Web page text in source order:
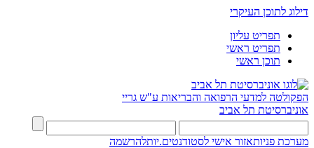
דילוג לתוכן העיקרי
תפריט עליון
תפריט ראשי
תוכן ראשי
הפקולטה למדעי הרפואה והבריאות ע"ש גריי
אוניברסיטת תל אביב
מערכת פניותאזור אישי לסטודנטים.יותלהרשמה